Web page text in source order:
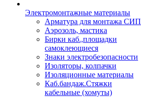
Электромонтажные материалы
Арматура для монтажа СИП
Аэрозоль, мастика
Бирки каб.,площадки
самоклеющиеся
Знаки электробезопасности
Изоляторы, колпачки
Изоляционные материалы
Каб.бандаж.Стяжки
кабельные (хомуты)